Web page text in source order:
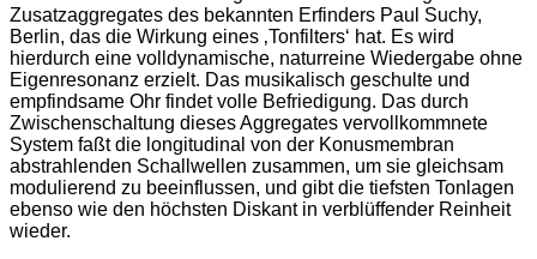
Zusatzaggregates des bekannten Erfinders Paul Suchy,
Berlin, das die Wirkung eines ‚Tonfilters‘ hat. Es wird
hierdurch eine volldynamische, naturreine Wiedergabe ohne
Eigenresonanz erzielt. Das musikalisch geschulte und
empfindsame Ohr findet volle Befriedigung. Das durch
Zwischenschaltung dieses Aggregates vervollkommnete
System faßt die longitudinal von der Konusmembran
abstrahlenden Schallwellen zusammen, um sie gleichsam
modulierend zu beeinflussen, und gibt die tiefsten Tonlagen
ebenso wie den höchsten Diskant in verblüffender Reinheit
wieder.